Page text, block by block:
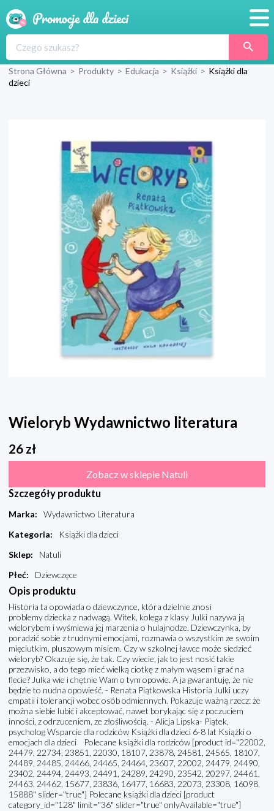
Produkty
Wyprawka
Strona Główna > Produkty > Edukacja > Książki > Książki dla
dzieci
Wieloryb Wydawnictwo literatura
26 zł
Zobacz w sklepie Natuli
Szczegóły produktu
Marka:
Wydawnictwo Literatura
Kategoria:
Książki dla dzieci
Sklep:
Natuli
Płeć: Dziewczęce
Opis produktu
Historia ta opowiada o dziewczynce, która dzielnie znosi
problemy dziecka z nadwagą. Witek, kolega z klasy Julki nazywa ją
wielorybem i wyśmiewa jej marzenia o hulajnodze. Dziewczynka, by
poradzić sobie z trudnymi emocjami, rozmawia o wszystkim ze swoim
mięciutkim, pluszowym misiem. Czy w szkolnej ławce może siedzieć
wieloryb? Okazuje się, że tak. Czy wiecie, jak to jest nosić takie
przezwisko, a do tego mieć wielką ciotkę z małym wąsem i grać na
flecie? Julka wie i chętnie Wam o tym opowie. A ja gwarantuję, że nie
będzie to nudna opowieść. - Renata Piątkowska Historia Julki uczy
empatii i tolerancji wobec osób odmiennych. Pokazuje ważną rzecz: że
można siebie lubić i akceptować, nawet borykając się z poczuciem
inności, z odrzuceniem, ze złośliwością. - Alicja Lipska- Piątek,
psycholog Wsparcie dla rodziców Książki dla dzieci 6-8 lat Książki o
emocjach dla dzieci Polecane książki dla rodziców [product id="22002,
24479, 22734, 23851, 22030, 18107, 23878, 24581, 24565, 18107,
24489, 24485, 24466, 24465, 24464, 23607, 22002, 24479, 24490,
23402, 24494, 24493, 24491, 24289, 24290, 23542, 20297, 24461,
24463, 24462, 15677, 23836, 16477, 16683, 22073, 23308, 16098,
15888" slider="true"] Polecane książki dla dzieci [product
category_id="128" limit="36" slider="true" onlyAvailable="true"]